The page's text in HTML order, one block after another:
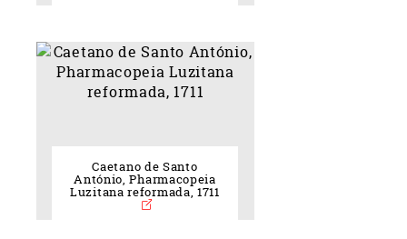
Caetano de Santo
António, Pharmacopeia
Luzitana reformada, 1711